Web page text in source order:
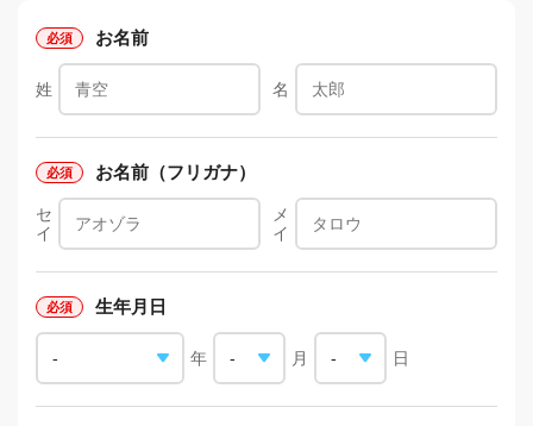
お名前
姓 名
お名前（フリガナ）
セ
イ
メ
イ
生年月日
年 月 日